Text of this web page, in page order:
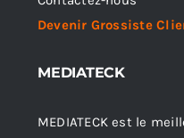
Devenir Grossiste
MEDIATECK
MEDIATECK est le